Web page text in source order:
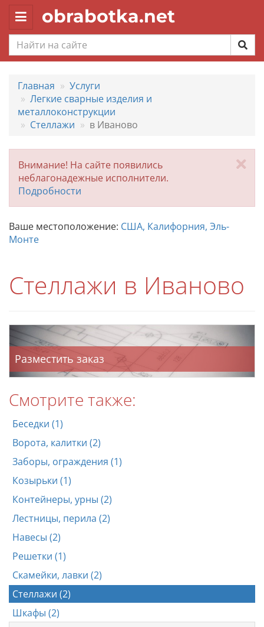
Toggle
navigation
obrabotka.net
Главная
Услуги
Легкие сварные изделия и
металлоконструкции
Стеллажи
в Иваново
Внимание! На сайте появились
неблагонадежные исполнители.
Подробности
Ваше местоположение: США, Калифорния, Эль-
Монте
Стеллажи в Иваново
Разместить заказ
Смотрите также:
Беседки (1)
Ворота, калитки (2)
Заборы, ограждения (1)
Козырьки (1)
Контейнеры, урны (2)
Лестницы, перила (2)
Навесы (2)
Решетки (1)
Скамейки, лавки (2)
Стеллажи (2)
Шкафы (2)